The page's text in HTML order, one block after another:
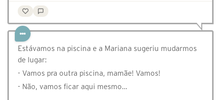
Estávamos na piscina e a Mariana sugeriu mudarmos
de lugar:
- Vamos pra outra piscina, mamãe! Vamos!
- Não, vamos ficar aqui mesmo…